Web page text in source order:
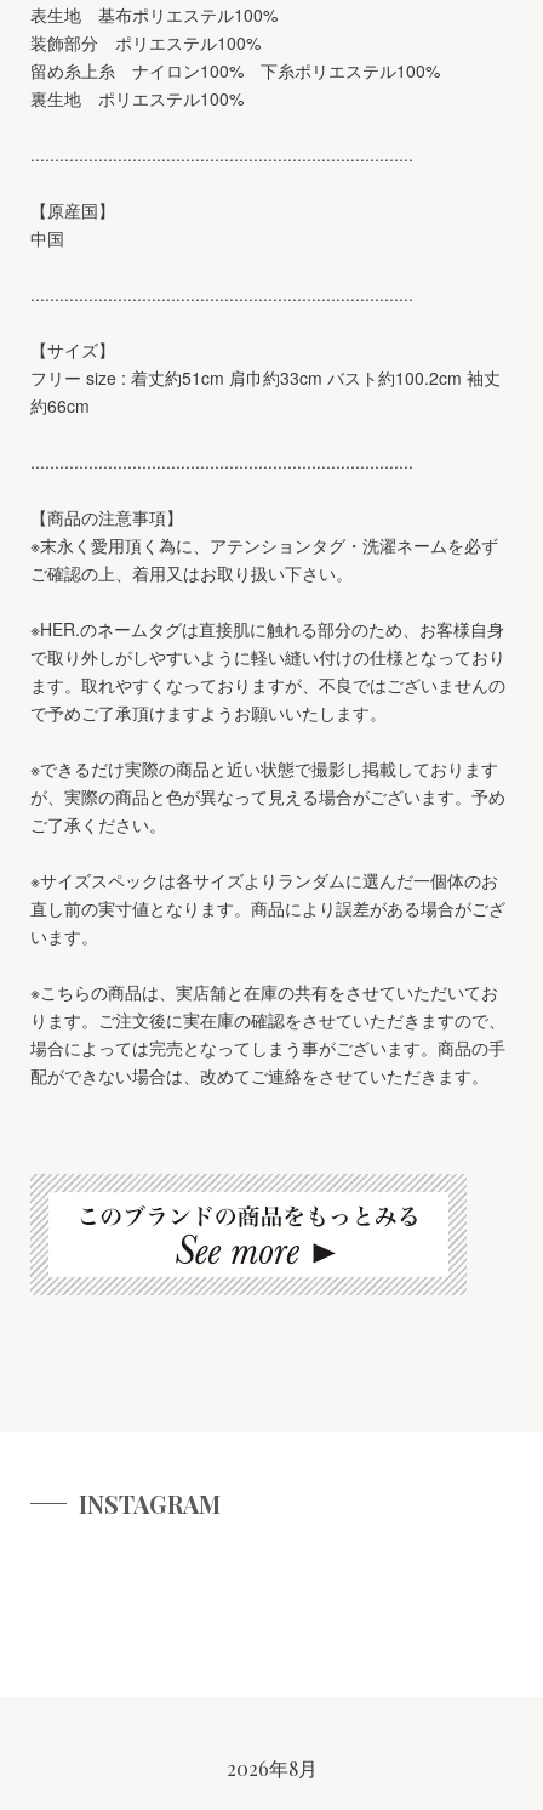
表生地 基布ポリエステル100%
装飾部分 ポリエステル100%
留め糸上糸 ナイロン100% 下糸ポリエステル100%
裏生地 ポリエステル100%
...............................................................................
【原産国】
中国
...............................................................................
【サイズ】
フリー size : 着丈約51cm 肩巾約33cm バスト約100.2cm 袖丈
約66cm
...............................................................................
【商品の注意事項】
※末永く愛用頂く為に、アテンションタグ・洗濯ネームを必ず
ご確認の上、着用又はお取り扱い下さい。
※HER.のネームタグは直接肌に触れる部分のため、お客様自身
で取り外しがしやすいように軽い縫い付けの仕様となっており
ます。取れやすくなっておりますが、不良ではございませんの
で予めご了承頂けますようお願いいたします。
※できるだけ実際の商品と近い状態で撮影し掲載しております
が、実際の商品と色が異なって見える場合がございます。予め
ご了承ください。
※サイズスペックは各サイズよりランダムに選んだ一個体のお
直し前の実寸値となります。商品により誤差がある場合がござ
います。
※こちらの商品は、実店舗と在庫の共有をさせていただいてお
ります。ご注文後に実在庫の確認をさせていただきますので、
場合によっては完売となってしまう事がございます。商品の手
配ができない場合は、改めてご連絡をさせていただきます。
INSTAGRAM
2026年8月